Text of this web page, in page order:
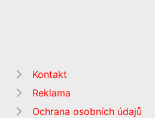
Kontakt
Reklama
Ochrana osobních údajů